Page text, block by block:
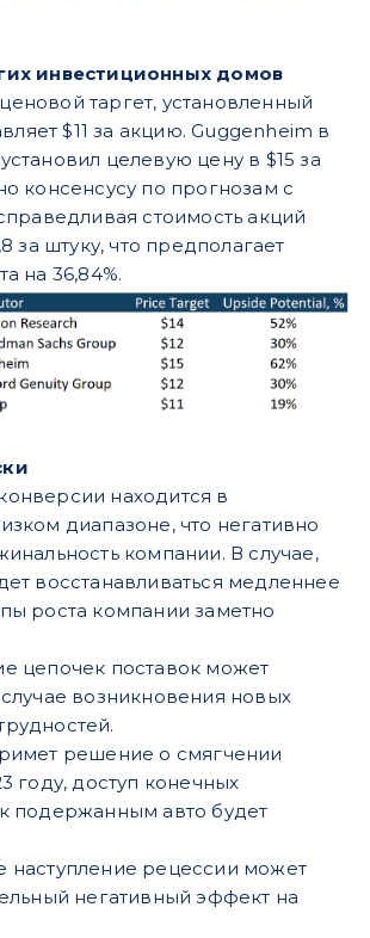
инвестиционных домов
таргет, установленный
$11 за акцию. Guggenheim в
целевую цену в $15 за
консенсусу по прогнозам с
стоимость акций
за штуку, что предполагает
на 36,84%.
находится в
диапазоне, что негативно
компании. В случае,
восстанавливаться медленнее
роста компании заметно
цепочек поставок может
возникновения новых
решение о смягчении
году, доступ конечных
подержанным авто будет
наступление рецессии может
негативный эффект на